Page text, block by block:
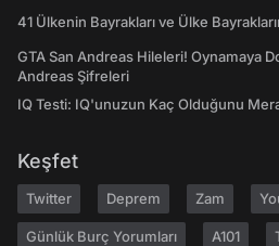
41 Ülkenin Bayrakları ve Ülke
GTA San Andreas Hileleri! Oynamaya
Andreas Şifreleri
IQ Testi: IQ'unuzun Kaç Olduğunu
Keşfet
Twitter Deprem Zam
Günlük Burç Yorumları A101